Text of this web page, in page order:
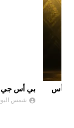
بي أس جي يزاحم
شمس اليوم نيوز 24